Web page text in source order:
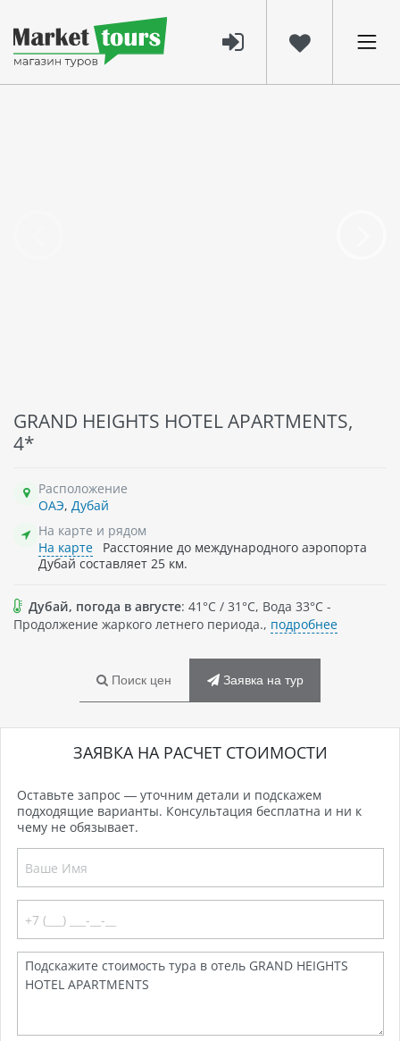
GRAND HEIGHTS HOTEL APARTMENTS,
4*
Расположение
ОАЭ, Дубай
На карте и рядом
На карте
Расстояние до международного аэропорта
Дубай составляет 25 км.
Дубай, погода в августе: 41°C / 31°C, Вода 33°C -
Продолжение жаркого летнего периода., подробнее
Поиск цен Заявка на тур
ЗАЯВКА НА РАСЧЕТ СТОИМОСТИ
Оставьте запрос — уточним детали и подскажем
подходящие варианты. Консультация бесплатна и ни к
чему не обязывает.